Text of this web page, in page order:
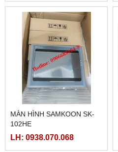
MÀN HÌNH SAMKOON SK-
102HE
LH: 0938.070.068